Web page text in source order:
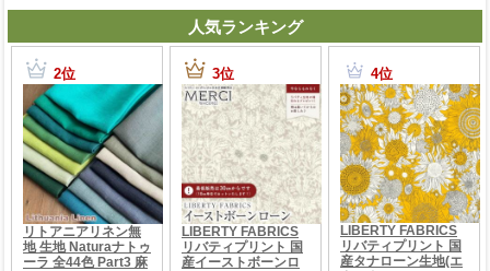
人気ランキング